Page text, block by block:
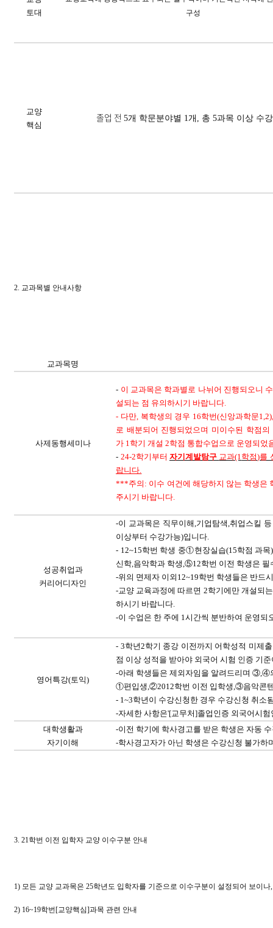
토대
구성
교양
핵심
졸업 전5개 학문분야별 1개 , 총5과목 이상 수
2. 교과목별 안내사항
교과목명
사제동행세미나
- 이 교과목은 학과별로 나뉘어 진행되오니
설되는 점 유의하시기 바랍니다.
- 다만, 복학생의 경우 16학번(신앙과학문
로 배분되어 진행되었으며 미이수된 학점
가 1학기 개설2학점 통합수업으로 운영되었
- 24-2학기부터 자기계발탐구 교과(1학점)를
랍니다.
***주의 : 이수 여건에 해당하지 않는 학생은
주시기 바랍니다.
성공취업과
커리어디자인
-이 교과목은 직무이해,기업탐색,취업스킬
이상부터 수강가능)입니다.
- 12~15학번 학생 중①현장실습(15학점 과목)
신학,음악학과 학생,⑤12학번 이전 학생은
-위의 면제자 이외 12~19학번 학생들은 반드
-교양 교육과정에 따르면 2학기에만 개설되
하시기 바랍니다.
-이 수업은 한 주에 1시간씩 분반하여 운영되
영어특강(토익)
- 3학년2학기 종강 이전까지 어학성적 미제
점 이상 성적을 받아야 외국어 시험 인증 기
-아래 학생들은 제외자임을 알려드리며③,④
①편입생,②2012학번 이전 입학생,③음악콘
- 1~3학년이 수강신청한 경우 수강신청 취소
-자세한 사항은'[교무처]졸업인증 외국어시
대학생활과
자기이해
-이전 학기에 학사경고를 받은 학생은 자동
-학사경고자가 아닌 학생은 수강신청 불가하
3. 21학번 이전 입학자 교양 이수구분 안내
1) 모든 교양 교과목은25학년도 입학자를 기준으로 이수구분이 설정되어 보이나
2) 16~19학번 [교양핵심]과목 관련 안내